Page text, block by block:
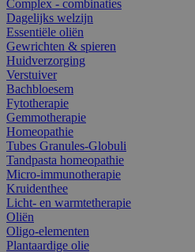
Complex - combinaties
Dagelijks welzijn
Essentiële oliën
Gewrichten & spieren
Huidverzorging
Verstuiver
Bachbloesem
Fytotherapie
Gemmotherapie
Homeopathie
Tubes Granules-Globuli
Tandpasta homeopathie
Micro-immunotherapie
Kruidenthee
Licht- en warmtetherapie
Oliën
Oligo-elementen
Plantaardige olie